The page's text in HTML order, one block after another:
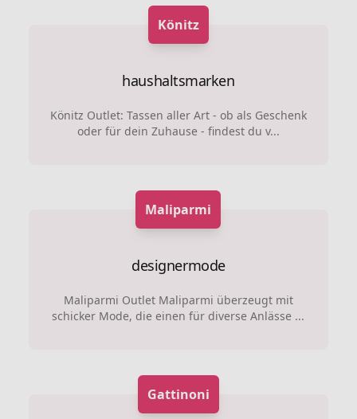
Könitz
haushaltsmarken
Könitz Outlet: Tassen aller Art - ob als Geschenk
oder für dein Zuhause - findest du v...
Maliparmi
designermode
Maliparmi Outlet Maliparmi überzeugt mit
schicker Mode, die einen für diverse Anlässe ...
Gattinoni